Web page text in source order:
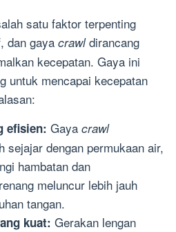
satu faktor terpenting
dan gaya crawldirancang
kecepatan. Gaya ini
untuk mencapai kecepatan
efisien: Gaya crawl
sejajar dengan permukaan air,
hambatan dan
meluncur lebih jauh
tangan.
kuat: Gerakan lengan